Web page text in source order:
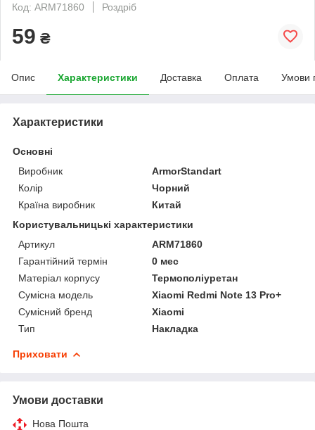
Код: ARM71860
Роздріб
59 ₴
Опис Характеристики Доставка Оплата Умови
Характеристики
Основні
Виробник
ArmorStandart
Колір
Чорний
Країна виробник
Китай
Користувальницькі характеристики
Артикул
ARM71860
Гарантійний термін
0 мес
Матеріал корпусу
Термополіуретан
Сумісна модель
Xiaomi Redmi Note 13 Pro+
Сумісний бренд
Xiaomi
Тип
Накладка
Приховати
Умови доставки
Нова Пошта